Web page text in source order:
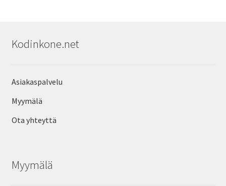
Kodinkone.net
Asiakaspalvelu
Myymälä
Ota yhteyttä
Myymälä